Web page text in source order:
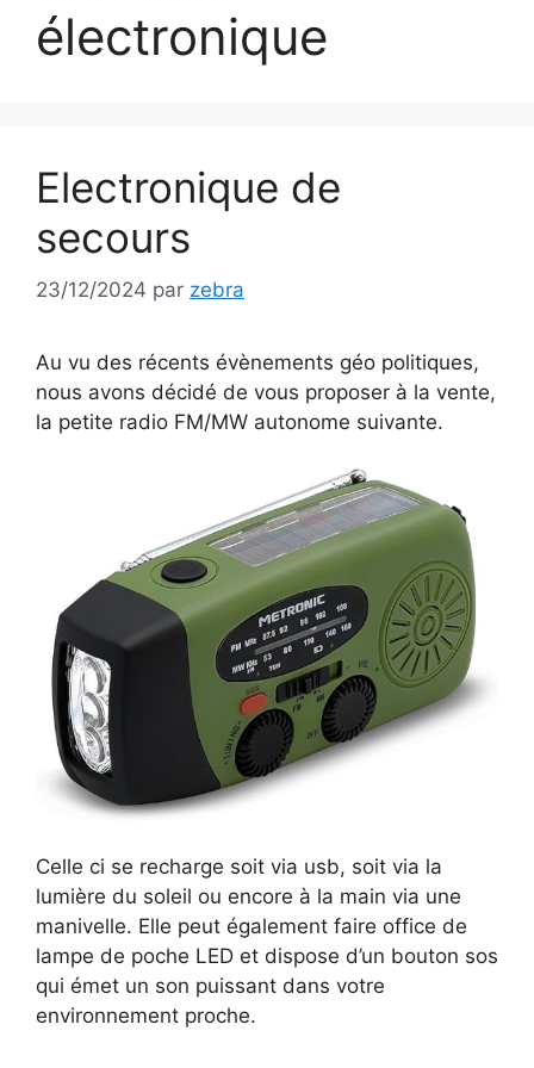
électronique
Electronique de
secours
23/12/2024 par zebra
Au vu des récents évènements géo politiques,
nous avons décidé de vous proposer à la vente,
la petite radio FM/MW autonome suivante.
Celle ci se recharge soit via usb, soit via la
lumière du soleil ou encore à la main via une
manivelle. Elle peut également faire office de
lampe de poche LED et dispose d’un bouton sos
qui émet un son puissant dans votre
environnement proche.